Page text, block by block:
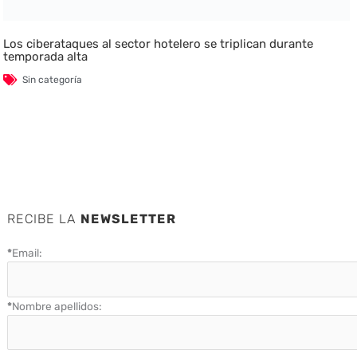
Los ciberataques al sector hotelero se triplican durante
temporada alta
Sin categoría
RECIBE LA NEWSLETTER
*Email:
*Nombre apellidos: